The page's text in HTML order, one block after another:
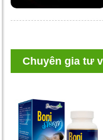
Chuyên gia tư